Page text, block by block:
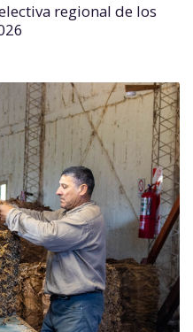
regional de los